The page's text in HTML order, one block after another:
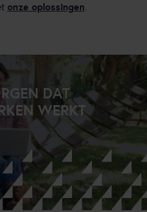
onze oplossingen.
DAT
WERKT